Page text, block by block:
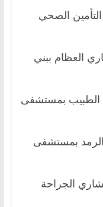
الصحي
العظام ببني
الطبيب بمستشفى
الرمد بمستشفى
الجراحة